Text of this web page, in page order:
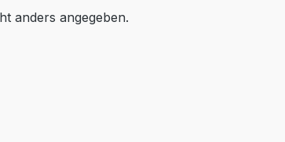
anders angegeben.